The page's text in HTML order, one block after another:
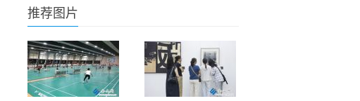
推荐图片